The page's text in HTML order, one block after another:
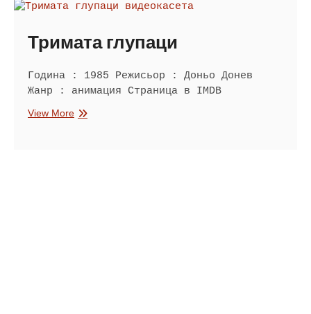
Завръщане
Тримата глупаци
Година : 1985 Режисьор : Доньо Донев
Жанр : анимация Страница в IMDB
View MoreТримата